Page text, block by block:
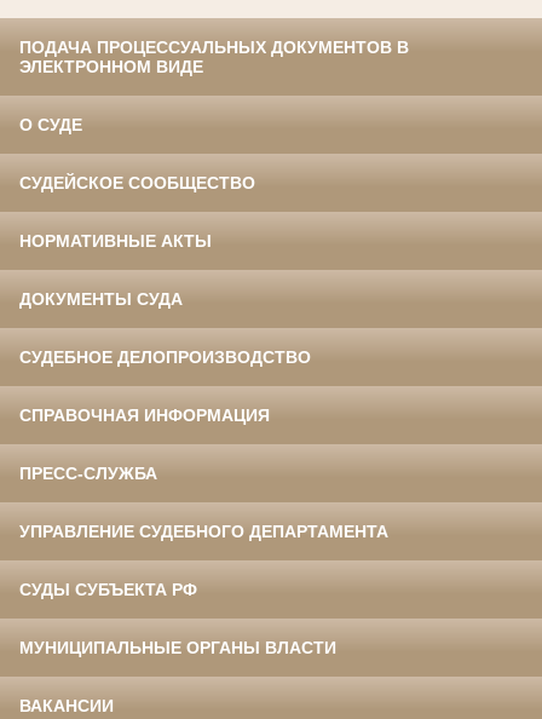
ПОДАЧА ПРОЦЕССУАЛЬНЫХ ДОКУМЕНТОВ В
ЭЛЕКТРОННОМ ВИДЕ
О СУДЕ
СУДЕЙСКОЕ СООБЩЕСТВО
НОРМАТИВНЫЕ АКТЫ
ДОКУМЕНТЫ СУДА
СУДЕБНОЕ ДЕЛОПРОИЗВОДСТВО
СПРАВОЧНАЯ ИНФОРМАЦИЯ
ПРЕСС-СЛУЖБА
УПРАВЛЕНИЕ СУДЕБНОГО ДЕПАРТАМЕНТА
СУДЫ СУБЪЕКТА РФ
МУНИЦИПАЛЬНЫЕ ОРГАНЫ ВЛАСТИ
ВАКАНСИИ